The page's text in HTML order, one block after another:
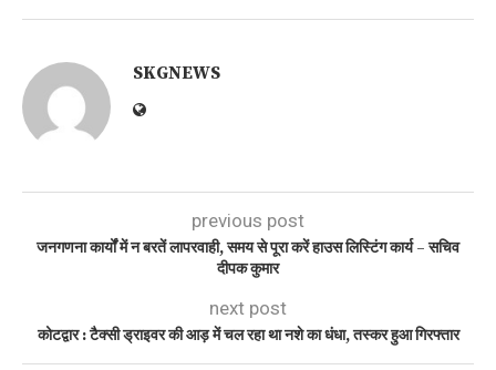
SKGNEWS
previous post
जनगणना कार्यों में न बरतें लापरवाही, समय से पूरा करें हाउस लिस्टिंग कार्य – सचिव
दीपक कुमार
next post
कोटद्वार : टैक्सी ड्राइवर की आड़ में चल रहा था नशे का धंधा, तस्कर हुआ गिरफ्तार